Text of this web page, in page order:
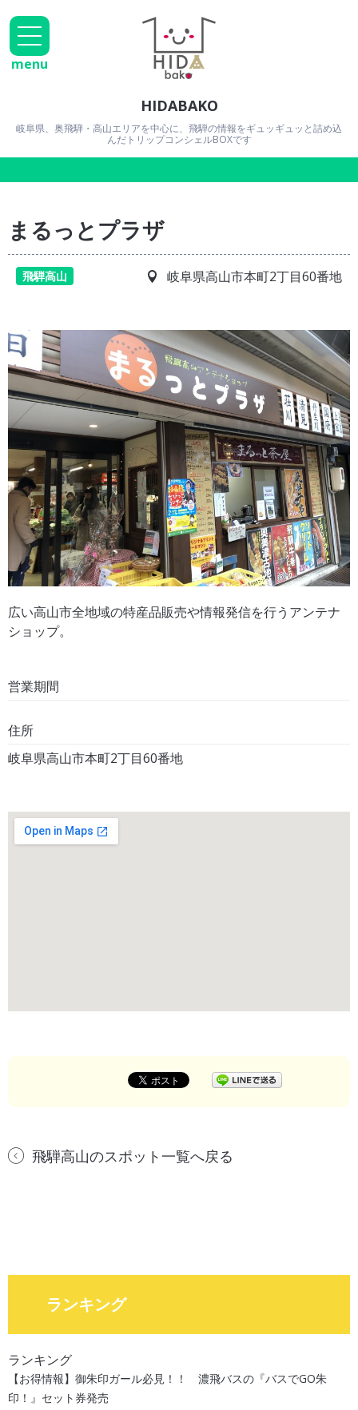
HIDABAKO
岐阜県、奥飛騨・高山エリアを中心に、飛騨の情報をギュッギュッと詰め込
んだトリップコンシェルBOXです
menu
まるっとプラザ
飛騨高山 岐阜県高山市本町2丁目60番地
広い高山市全地域の特産品販売や情報発信を行うアンテナ
ショップ。
営業期間
住所
岐阜県高山市本町2丁目60番地
飛騨高山のスポット一覧へ戻る
ランキング
ランキング
【お得情報】御朱印ガール必見！！ 濃飛バスの『バスでGO朱
印！』セット券発売